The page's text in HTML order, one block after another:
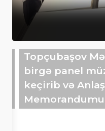
Topçubaşov
birgə panel
keçirib və